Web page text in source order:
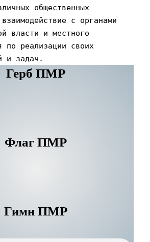
общественных
с органами
власти и местного
по реализации своих
и задач.
Герб ПМР
Флаг ПМР
Гимн ПМР